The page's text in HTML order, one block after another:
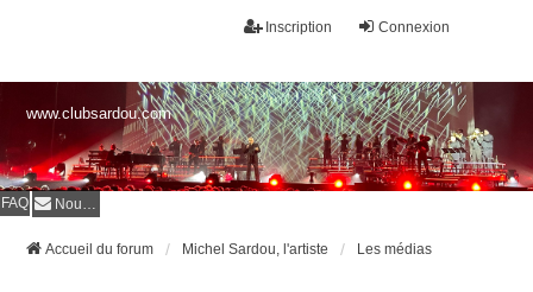
Connexion
Inscription
www.clubsardou.com
FAQ Nous contacter
Accueil du forum Michel Sardou, l'artiste Les médias